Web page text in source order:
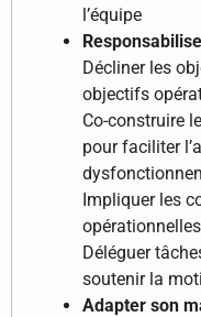
l’équipe
Décliner les
objectifs
Co-construire
pour faciliter
Impliquer les
Déléguer
soutenir la
Adapter son